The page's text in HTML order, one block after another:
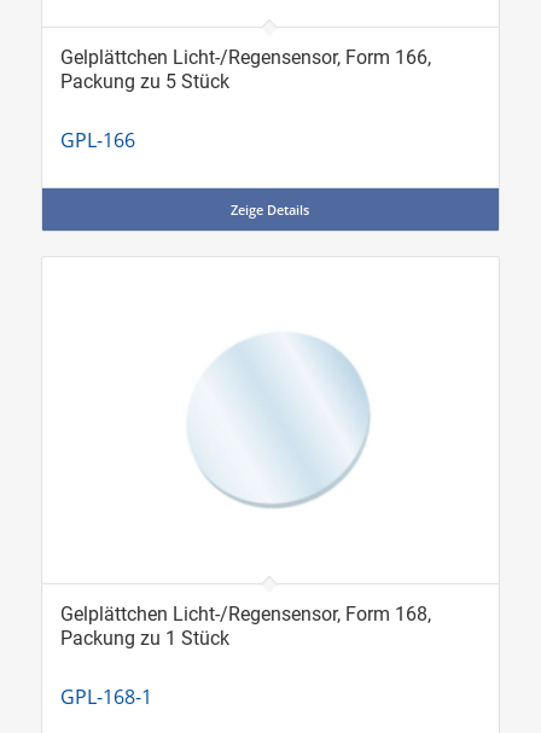
Gelplättchen Licht-/Regensensor, Form 166,
Packung zu 5 Stück
GPL-166
Zeige Details
Gelplättchen Licht-/Regensensor, Form 168,
Packung zu 1 Stück
GPL-168-1